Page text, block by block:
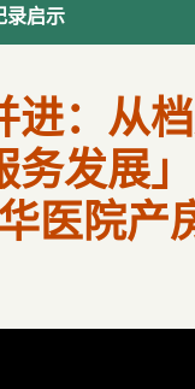
录启示
进：从
务发展
医院产